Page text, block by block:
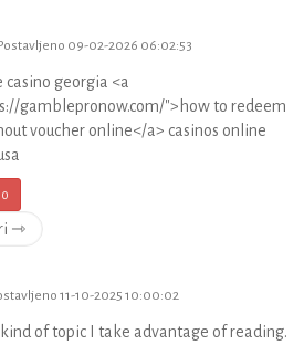
09-02-2026 06:02:53
casino georgia <a
gamblepronow.com/">how to redeem
voucher online</a> casinos online
0
⇾
11-10-2025 10:00:02
of topic I take advantage of reading.